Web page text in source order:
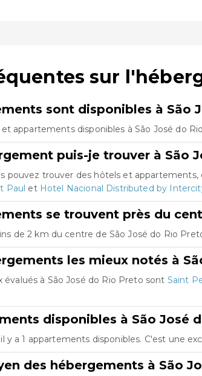
sur
sont disponibles à São
appartements disponibles à São José do
puis-je trouver à São
pouvez trouver des hôtels et
Paul et Hotel Nacional Distributed by
se trouvent près du
de 2 km du centre de São José do Rio
les mieux notés à
à São José do Rio Preto sont Saint
disponibles à São José
y a 1 appartements disponibles. C'est une
des hébergements à São